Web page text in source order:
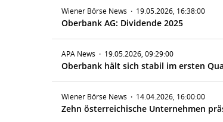
Wiener Börse News · 19.05.2026, 16:38:00
Oberbank AG: Dividende 2025
APA News · 19.05.2026, 09:29:00
Oberbank hält sich stabil im ersten
Wiener Börse News · 14.04.2026, 16:00:00
Zehn österreichische Unternehmen